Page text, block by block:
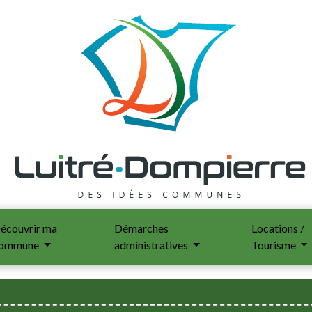
ma
Démarches
administratives
Locations /
Tourisme